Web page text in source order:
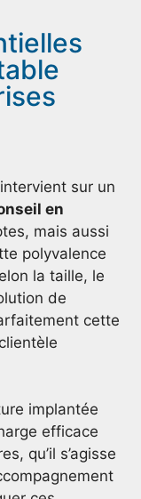
sur un
en
mais aussi
polyvalence
la taille, le
de
cette
implantée
efficace
qu’il s’agisse